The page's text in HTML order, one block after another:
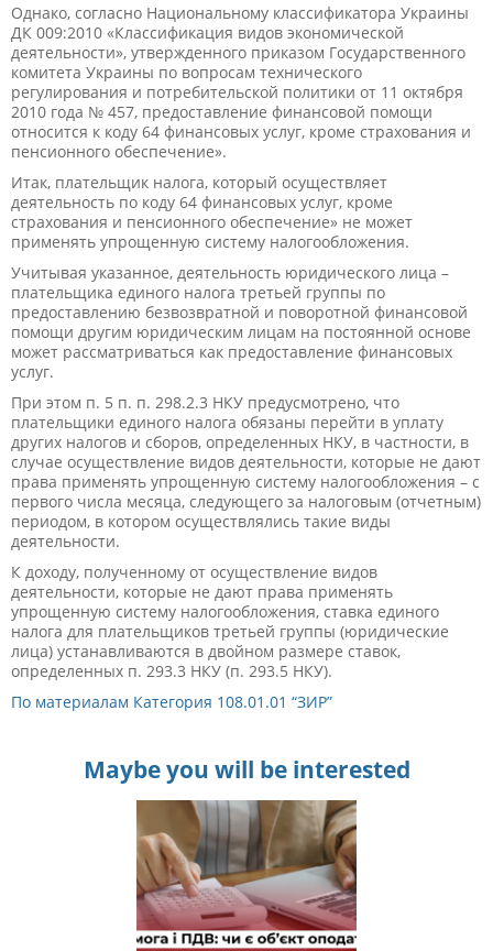
Однако, согласно Национальному​ классификатора Украины
ДК 009:2010 «Классификация видов экономической
деятельности», утвержденного приказом Государственного
комитета Украины по вопросам технического
регулирования и потребительской политики от 11 октября
2010 года № 457, предоставление финансовой помощи
относится к коду 64 финансовых услуг, кроме страхования и
пенсионного обеспечение».
Итак, плательщик налога, который осуществляет
деятельность по коду 64 финансовых услуг, кроме
страхования и пенсионного обеспечение» не может
применять упрощенную систему налогообложения.
Учитывая указанное, деятельность юридического лица –
плательщика единого налога третьей группы по
предоставлению безвозвратной и поворотной финансовой
помощи другим юридическим лицам на постоянной основе
может рассматриваться как предоставление финансовых
услуг.
При этом п. 5 п. п. 298.2.3 НКУ предусмотрено, что
плательщики единого налога обязаны перейти в уплату
других налогов и сборов, определенных НКУ, в частности, в
случае осуществление видов деятельности, которые не дают
права применять упрощенную систему налогообложения – с
первого числа месяца, следующего за налоговым (отчетным)
периодом, в котором осуществлялись такие виды
деятельности.
К доходу, полученному от осуществление видов
деятельности, которые не дают права применять
упрощенную систему налогообложения, ставка единого
налога для плательщиков третьей группы (юридические
лица) устанавливаются в двойном размере ставок,
определенных п. 293.3 НКУ (п. 293.5 НКУ).
По материалам Категория 108.01.01 “ЗИР”
Maybe you will be interested